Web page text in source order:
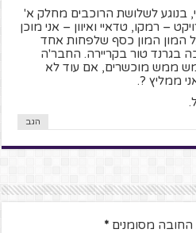
בנוגע לשלושת הרוכבים מחלק א'
– רמקו, טדאיי ואיוון – אני מוכן
המון המון כסף שלפחות אחד
בגרנד טור בקריירה. החבר'ה
ממש מוכשרים, אם עוד לא
ממליץ ?.
הגב
החובה מסומנים*